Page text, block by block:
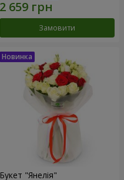
Замовити
Букет "Янелія"